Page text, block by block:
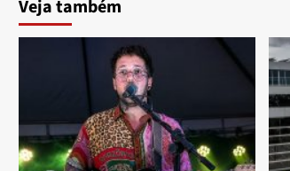
Veja também